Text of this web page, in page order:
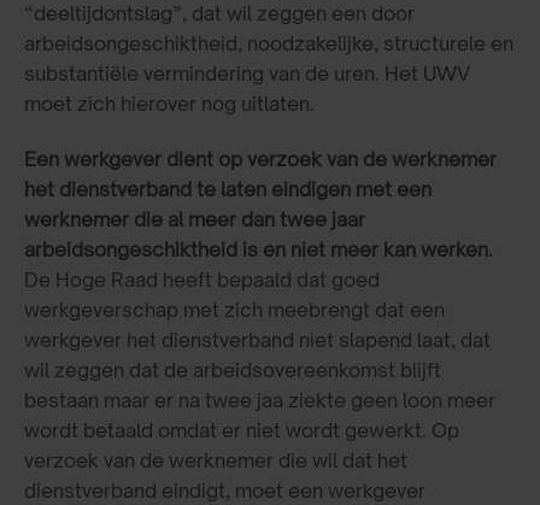
“deeltijdontslag”, dat wil zeggen een door
arbeidsongeschiktheid, noodzakelijke, structurele en
substantiële vermindering van de uren. Het UWV
moet zich hierover nog uitlaten.
Een werkgever dient op verzoek van de werknemer
het dienstverband te laten eindigen met een
werknemer die al meer dan twee jaar
arbeidsongeschiktheid is en niet meer kan werken.
De Hoge Raad heeft bepaald dat goed
werkgeverschap met zich meebrengt dat een
werkgever het dienstverband niet slapend laat, dat
wil zeggen dat de arbeidsovereenkomst blijft
bestaan maar er na twee jaa ziekte geen loon meer
wordt betaald omdat er niet wordt gewerkt. Op
verzoek van de werknemer die wil dat het
dienstverband eindigt, moet een werkgever